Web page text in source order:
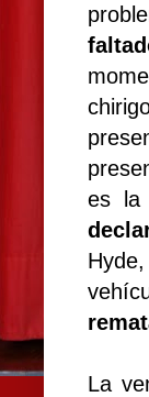
es la
La